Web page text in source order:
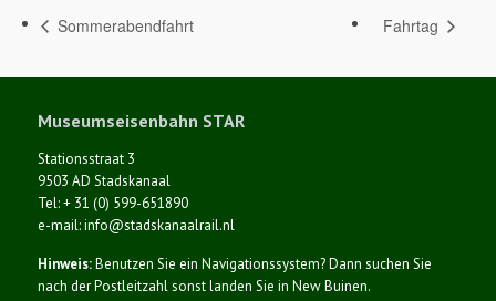
Sommerabendfahrt Fahrtag
Museumseisenbahn STAR
Stationsstraat 3
9503 AD Stadskanaal
Tel: + 31 (0) 599-651890
e-mail: info@stadskanaalrail.nl
Hinweis:Benutzen Sie ein Navigationssystem? Dann suchen Sie
nach der Postleitzahl sonst landen Sie in New Buinen.